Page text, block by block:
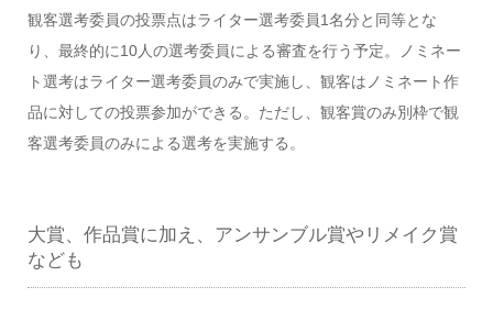
観客選考委員の投票点はライター選考委員1名分と同等とな
り、最終的に10人の選考委員による審査を行う予定。ノミネー
ト選考はライター選考委員のみで実施し、観客はノミネート作
品に対しての投票参加ができる。ただし、観客賞のみ別枠で観
客選考委員のみによる選考を実施する。
大賞、作品賞に加え、アンサンブル賞やリメイク賞
なども